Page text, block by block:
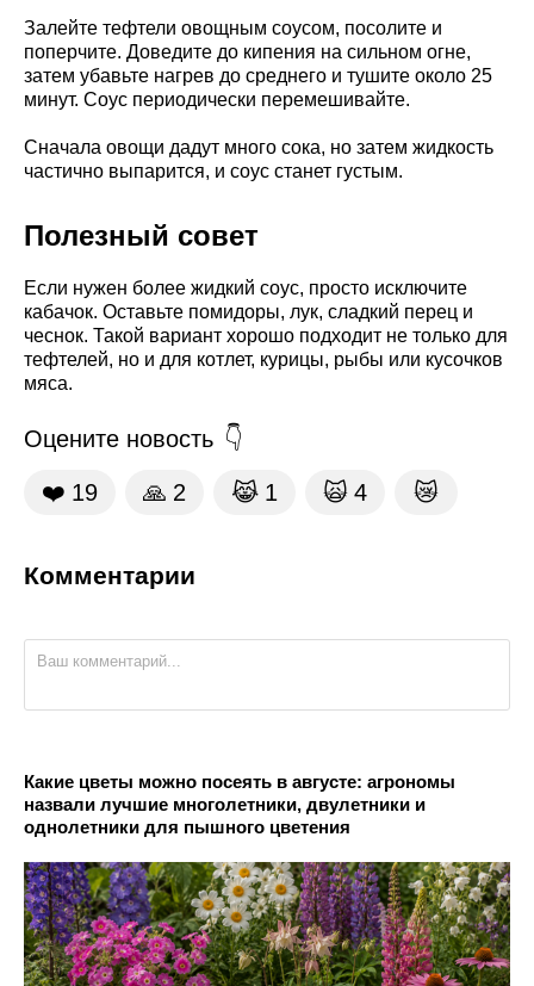
Залейте тефтели овощным соусом, посолите и
поперчите. Доведите до кипения на сильном огне,
затем убавьте нагрев до среднего и тушите около 25
минут. Соус периодически перемешивайте.
Сначала овощи дадут много сока, но затем жидкость
частично выпарится, и соус станет густым.
Полезный совет
Если нужен более жидкий соус, просто исключите
кабачок. Оставьте помидоры, лук, сладкий перец и
чеснок. Такой вариант хорошо подходит не только для
тефтелей, но и для котлет, курицы, рыбы или кусочков
мяса.
Оцените новость
❤️ 19 🙏 2 😹 1 🙀 4 😿
Комментарии
Какие цветы можно посеять в августе: агрономы
назвали лучшие многолетники, двулетники и
однолетники для пышного цветения